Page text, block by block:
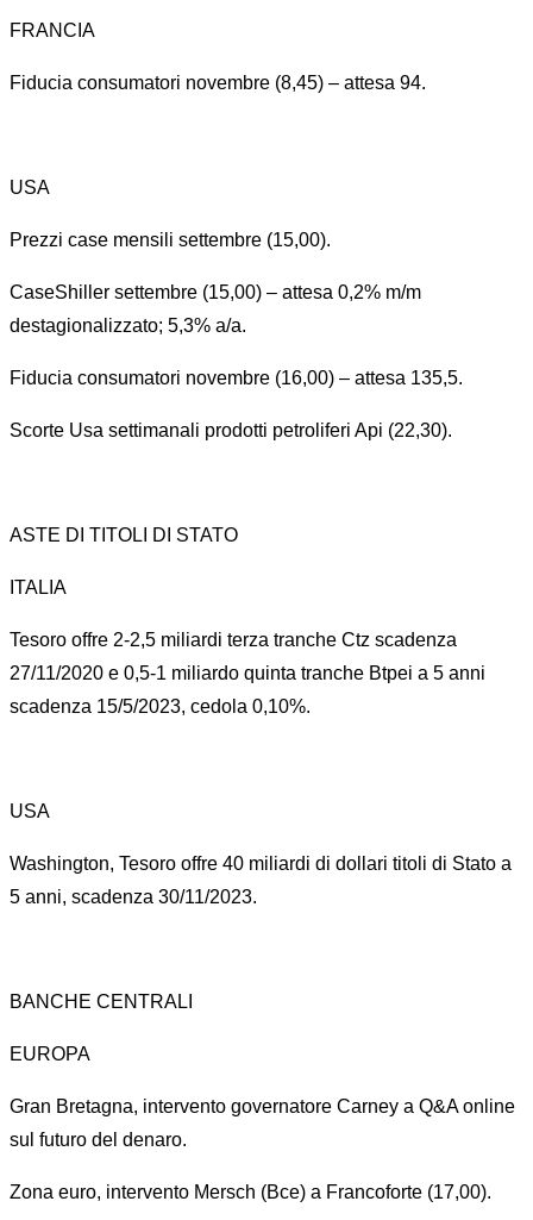
FRANCIA
Fiducia consumatori novembre (8,45) – attesa 94.
USA
Prezzi case mensili settembre (15,00).
CaseShiller settembre (15,00) – attesa 0,2% m/m
destagionalizzato; 5,3% a/a.
Fiducia consumatori novembre (16,00) – attesa 135,5.
Scorte Usa settimanali prodotti petroliferi Api (22,30).
ASTE DI TITOLI DI STATO
ITALIA
Tesoro offre 2-2,5 miliardi terza tranche Ctz scadenza
27/11/2020 e 0,5-1 miliardo quinta tranche Btpei a 5 anni
scadenza 15/5/2023, cedola 0,10%.
USA
Washington, Tesoro offre 40 miliardi di dollari titoli di Stato a
5 anni, scadenza 30/11/2023.
BANCHE CENTRALI
EUROPA
Gran Bretagna, intervento governatore Carney a Q&A online
sul futuro del denaro.
Zona euro, intervento Mersch (Bce) a Francoforte (17,00).